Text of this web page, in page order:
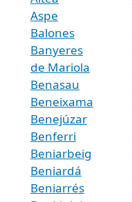
Aspe
Balones
Banyeres
de Mariola
Benasau
Beneixama
Benejúzar
Benferri
Beniarbeig
Beniardá
Beniarrés